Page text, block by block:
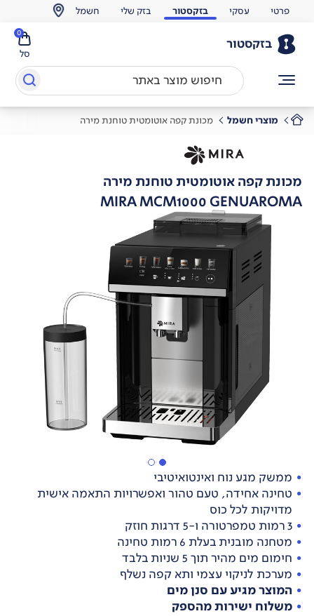
פרטי עסקי בזקסטור בזק שלי חשמל
בזקסטור
סל
0
מוצרי חשמל מכונת קפה אוטומטית טוחנת מירה
מכונת קפה אוטומטית טוחנת מירה
MIRA MCM1000 GENUAROMA
ממשק מגע נוח ואינטואיטיבי
טחינה אחידה, טעם טהור ואפשרויות התאמה אישית
מדויקות לכל כוס
3 רמות טמפרטורה ו-5 דרגות חוזק
מטחנה מובנית בעלת 6 רמות טחינה
חימום מים מהיר תוך 5 שניות בלבד
מערכת לניקוי עצמי ותא קפה נשלף
המוצר מגיע עם סנן מים
משלוח ישירות מהספק